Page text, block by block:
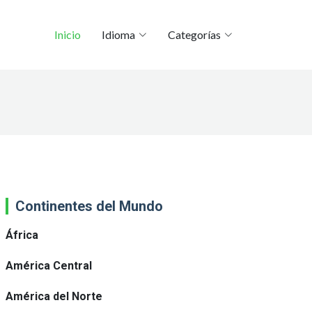
Inicio Idioma Categorías
Continentes del Mundo
África
América Central
América del Norte